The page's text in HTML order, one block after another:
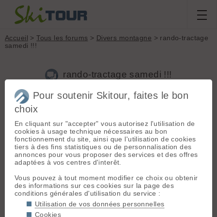
Accueil >Tous les forums > Divers montagne > rando-tractage
samedi !!!
rando-tractage samedi !!!
Nouveau sujet
Voir tous les sujets Chercher Archives
N
nat[628posts] - Le 23/02/2009 19:15
Bonjour à toutes et à tous !
la prochainerando tractéeorganisée par natncoc'est le
samedi 28 Fevrier 09.
Objectif : Epaule du Cornafion (Vercors)
Le départ sera matinal, rdv à 8h au départ, et rdv à 6h45 sur
Pour soutenir Skitour, faites le bon
choix
En cliquant sur "accepter" vous autorisez l'utilisation de
cookies à usage technique nécessaires au bon
fonctionnement du site, ainsi que l'utilisation de cookies
tiers à des fins statistiques ou de personnalisation des
annonces pour vous proposer des services et des offres
adaptées à vos centres d'interêt.
Vous pouvez à tout moment modifier ce choix ou obtenir
des informations sur ces cookies sur la page des
conditions générales d'utilisation du service :
Utilisation de vos données personnelles
Cookies